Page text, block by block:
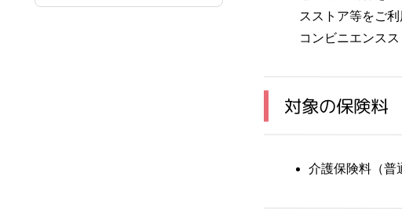
スストア等をご利
コンビニエンス
対象の保険料
介護保険料（普